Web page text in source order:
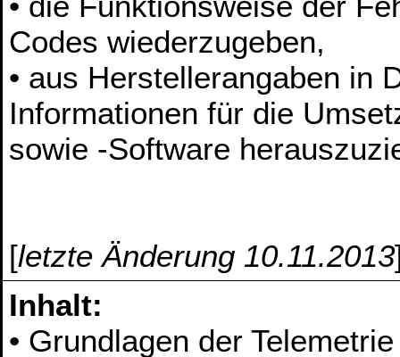
Codes wiederzugeben,
• aus Herstellerangaben in
Informationen für die
sowie -Software
[letzte Änderung 10.11.2013
Inhalt:
• Grundlagen der Telemetrie